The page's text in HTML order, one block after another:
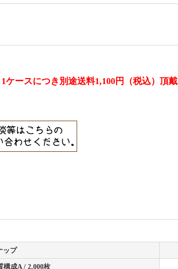
ースにつき別途送料1,100円（税込）頂戴
ップ
構成A / 2,000枚